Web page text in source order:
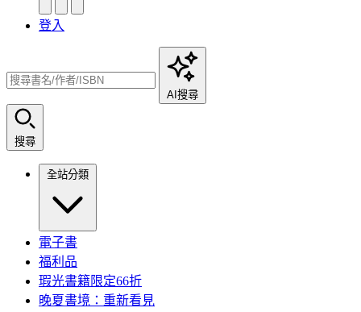
登入
AI搜尋
搜尋
全站分類
電子書
福利品
瑕光書籍限定66折
晚夏書境：重新看見